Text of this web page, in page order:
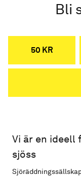
Bli
50 KR
Vi är en ideell
sjöss